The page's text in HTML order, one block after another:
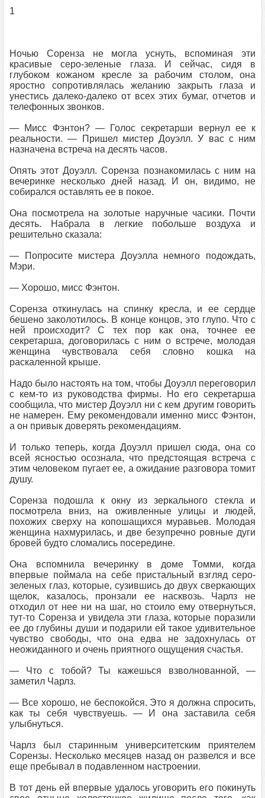
1
Ночью Соренза не могла уснуть, вспоминая эти
красивые серо-зеленые глаза. И сейчас, сидя в
глубоком кожаном кресле за рабочим столом, она
яростно сопротивлялась желанию закрыть глаза и
унестись далеко-далеко от всех этих бумаг, отчетов и
телефонных звонков.
— Мисс Фэнтон? — Голос секретарши вернул ее к
реальности. — Пришел мистер Доуэлл. У вас с ним
назначена встреча на десять часов.
Опять этот Доуэлл. Соренза познакомилась с ним на
вечеринке несколько дней назад. И он, видимо, не
собирался оставлять ее в покое.
Она посмотрела на золотые наручные часики. Почти
десять. Набрала в легкие побольше воздуха и
решительно сказала:
— Попросите мистера Доуэлла немного подождать,
Мэри.
— Хорошо, мисс Фэнтон.
Соренза откинулась на спинку кресла, и ее сердце
бешено заколотилось. В конце концов, это глупо. Что с
ней происходит? С тех пор как она, точнее ее
секретарша, договорилась с ним о встрече, молодая
женщина чувствовала себя словно кошка на
раскаленной крыше.
Надо было настоять на том, чтобы Доуэлл переговорил
с кем-то из руководства фирмы. Но его секретарша
сообщила, что мистер Доуэлл ни с кем другим говорить
не намерен. Ему рекомендовали именно мисс Фэнтон,
а он привык доверять рекомендациям.
И только теперь, когда Доуэлл пришел сюда, она со
всей ясностью осознала, что предстоящая встреча с
этим человеком пугает ее, а ожидание разговора томит
душу.
Соренза подошла к окну из зеркального стекла и
посмотрела вниз, на оживленные улицы и людей,
похожих сверху на копошащихся муравьев. Молодая
женщина нахмурилась, и две безупречно ровные дуги
бровей будто сломались посередине.
Она вспомнила вечеринку в доме Томми, когда
впервые поймала на себе пристальный взгляд серо-
зеленых глаз, которые, сузившись до двух сверкающих
щелок, казалось, пронзали ее насквозь. Чарлз не
отходил от нее ни на шаг, но стоило ему отвернуться,
тут-то Соренза и увидела эти глаза, которые поразили
ее до глубины души и подарили ей такое удивительное
чувство свободы, что она едва не задохнулась от
неожиданного и очень приятного ощущения счастья.
— Что с тобой? Ты кажешься взволнованной, —
заметил Чарлз.
— Все хорошо, не беспокойся. Это я должна спросить,
как ты себя чувствуешь. — И она заставила себя
улыбнуться.
Чарлз был старинным университетским приятелем
Сорензы. Несколько месяцев назад он развелся и все
еще пребывал в подавленном настроении.
В тот день ей впервые удалось уговорить его покинуть